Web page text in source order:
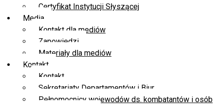
Certyfikat Instytucji Słyszącej
Media
Kontakt dla mediów
Zapowiedzi
Materiały dla mediów
Kontakt
Kontakt
Sekretariaty Departamentów i Biur
Pełnomocnicy wojewodów ds. kombatantów i osób